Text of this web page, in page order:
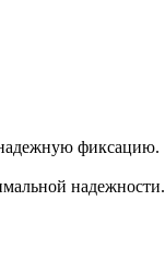
фиксацию.
надежности.